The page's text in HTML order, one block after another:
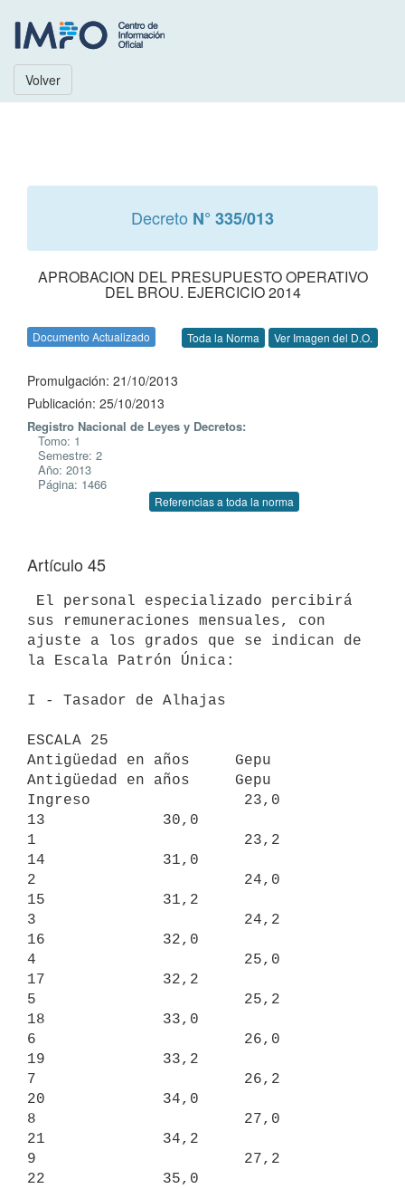
Volver
Decreto N° 335/013
APROBACION DEL PRESUPUESTO OPERATIVO
DEL BROU. EJERCICIO 2014
Documento Actualizado Toda la Norma Ver Imagen del D.O.
Promulgación: 21/10/2013
Publicación: 25/10/2013
Registro Nacional de Leyes y Decretos:
Tomo: 1
Semestre: 2
Año: 2013
Página: 1466
Referencias a toda la norma
Artículo 45
sus remuneraciones mensuales, con
ajuste a los grados que se indican de
la Escala Patrón Única:
I - Tasador de Alhajas
ESCALA 25
Antigüedad en años     Gepu
Antigüedad en años     Gepu
Ingreso                 23,0
13             30,0
1                       23,2
14             31,0
2                       24,0
15             31,2
3                       24,2
16             32,0
4                       25,0
17             32,2
5                       25,2
18             33,0
6                       26,0
19             33,2
7                       26,2
20             34,0
8                       27,0
21             34,2
9                       27,2
22             35,0